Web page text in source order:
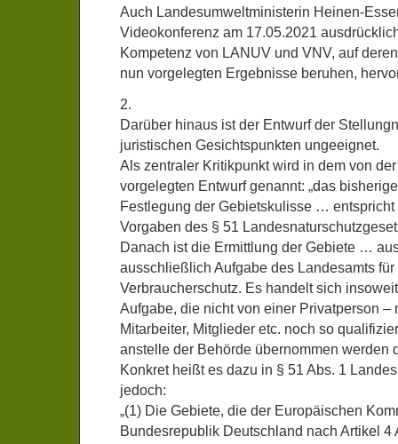
Auch Landesumweltministerin Heinen-
Videokonferenz am 17.05.2021
Kompetenz von LANUV und VNV, auf
nun vorgelegten Ergebnisse beruhen,
2.
Darüber hinaus ist der Entwurf der
juristischen Gesichtspunkten ungeeignet.
Als zentraler Kritikpunkt wird in dem von
vorgelegten Entwurf genannt: „das
Festlegung der Gebietskulisse …
Vorgaben des § 51
Danach ist die Ermittlung der Gebiete …
ausschließlich Aufgabe des Landesamts
Verbraucherschutz. Es handelt sich
Aufgabe, die nicht von einer Privatperson –
Mitarbeiter, Mitglieder etc. noch so
anstelle der Behörde übernommen werden
Konkret heißt es dazu in § 51 Abs. 1
jedoch:
„(1) Die Gebiete, die der Europäischen
Bundesrepublik Deutschland nach Artikel 4